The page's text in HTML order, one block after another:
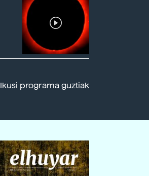
Ikusi programa guztiak